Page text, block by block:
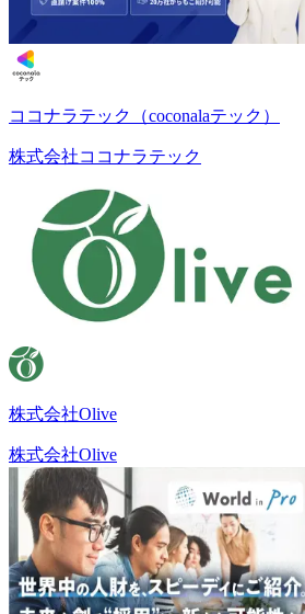
ココナラテック（coconalaテック）
株式会社ココナラテック
株式会社Olive
株式会社Olive